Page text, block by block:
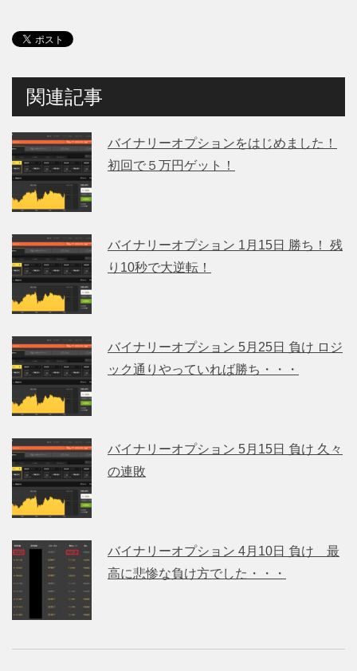
関連記事
バイナリーオプションをはじめました！
初回で５万円ゲット！
バイナリーオプション 1月15日 勝ち！ 残
り10秒で大逆転！
バイナリーオプション 5月25日 負け ロジ
ック通りやっていれば勝ち・・・
バイナリーオプション 5月15日 負け 久々
の連敗
バイナリーオプション 4月10日 負け 最
高に悲惨な負け方でした・・・